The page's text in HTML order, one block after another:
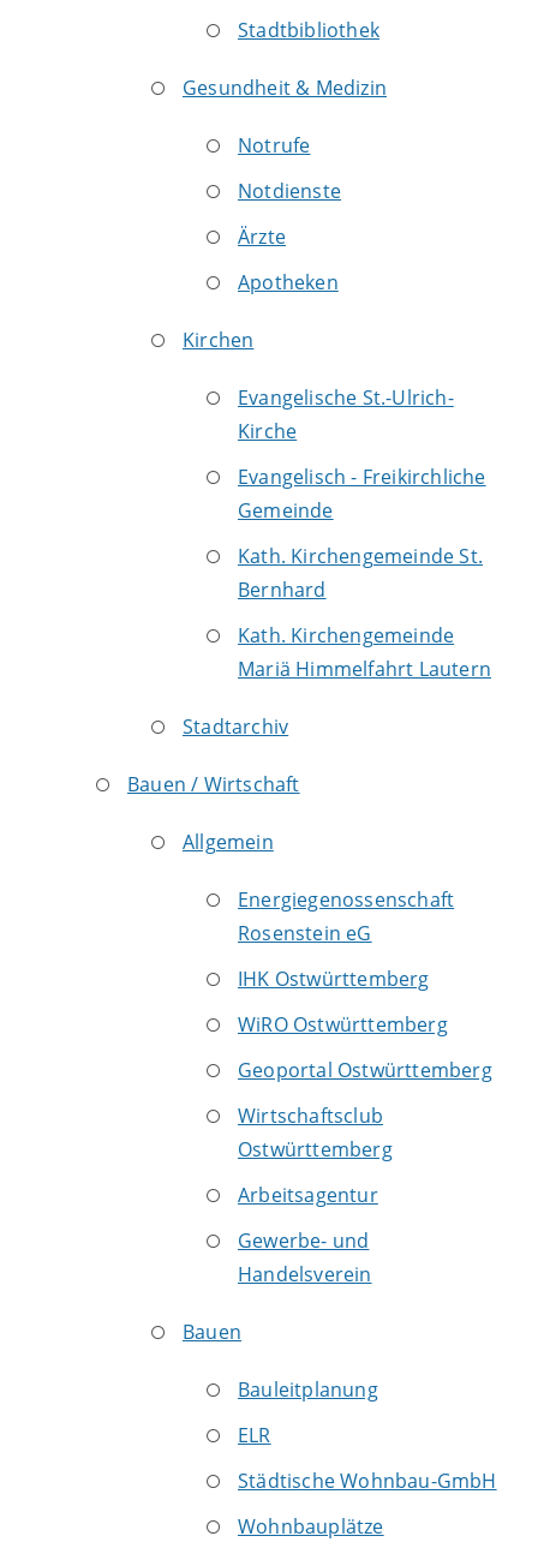
Stadtbibliothek
Gesundheit & Medizin
Notrufe
Notdienste
Ärzte
Apotheken
Kirchen
Evangelische St.-Ulrich-
Kirche
Evangelisch - Freikirchliche
Gemeinde
Kath. Kirchengemeinde St.
Bernhard
Kath. Kirchengemeinde
Mariä Himmelfahrt Lautern
Stadtarchiv
Bauen / Wirtschaft
Allgemein
Energiegenossenschaft
Rosenstein eG
IHK Ostwürttemberg
WiRO Ostwürttemberg
Geoportal Ostwürttemberg
Wirtschaftsclub
Ostwürttemberg
Arbeitsagentur
Gewerbe- und
Handelsverein
Bauen
Bauleitplanung
ELR
Städtische Wohnbau-GmbH
Wohnbauplätze